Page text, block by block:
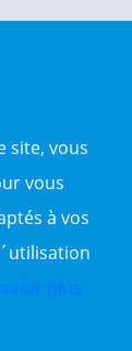
site, vous
vous
à vos
plus